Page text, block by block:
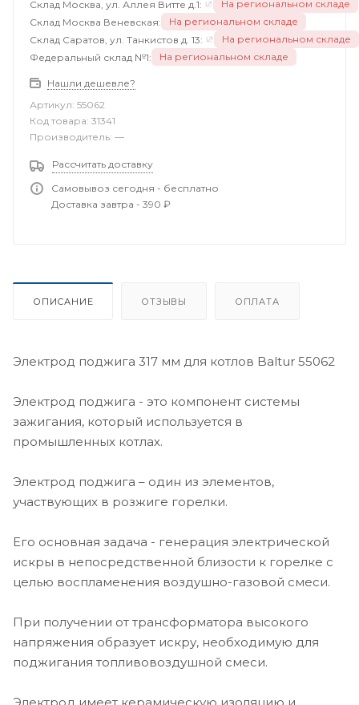
Склад Москва, ул. Аллея Витте д.1:
На региональном складе
Склад Москва Веневская:
На региональном складе
Склад Саратов, ул. Танкистов д. 13:
На региональном складе
Федеральный склад №1:
На региональном складе
Нашли дешевле?
Артикул: 55062
Код товара: 31341
Производитель: —
Рассчитать доставку
Самовывоз сегодня - бесплатно
Доставка завтра - 390 ₽
ОПИСАНИЕ ОТЗЫВЫ ОПЛАТА
Электрод поджига 317 мм для котлов Baltur 55062
Электрод поджига - это компонент системы
зажигания, который используется в
промышленных котлах.
Электрод поджига – один из элементов,
участвующих в розжиге горелки.
Его основная задача - генерация электрической
искры в непосредственной близости к горелке с
целью воспламенения воздушно-газовой смеси.
При получении от трансформатора высокого
напряжения образует искру, необходимую для
поджигания топливовоздушной смеси.